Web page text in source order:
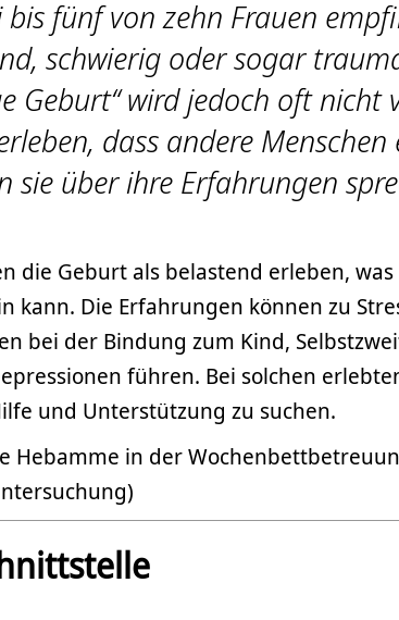
bis fünf von zehn Frauen
schwierig oder sogar
Geburt“ wird jedoch oft nicht
dass andere Menschen
sie über ihre Erfahrungen
die Geburt als belastend erleben,
kann. Die Erfahrungen können zu
bei der Bindung zum Kind,
führen. Bei solchen
und Unterstützung zu suchen.
Hebamme in der
ttstelle